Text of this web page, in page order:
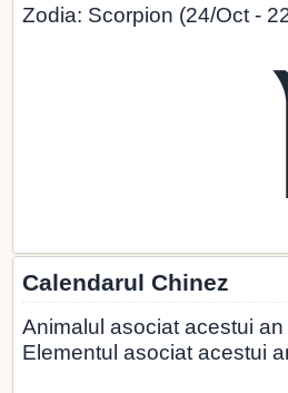
Zodia: Scorpion (24/Oct -
Calendarul Chinez
Animalul asociat acestui
Elementul asociat acestui